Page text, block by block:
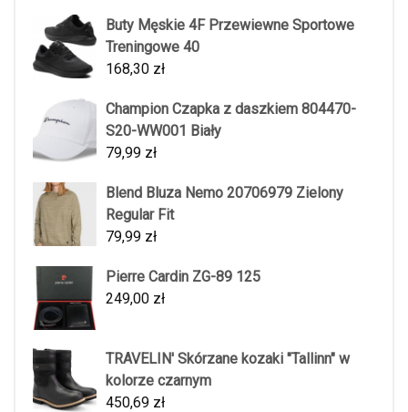
Buty Męskie 4F Przewiewne Sportowe
Treningowe 40
168,30 zł
Champion Czapka z daszkiem 804470-
S20-WW001 Biały
79,99 zł
Blend Bluza Nemo 20706979 Zielony
Regular Fit
79,99 zł
Pierre Cardin ZG-89 125
249,00 zł
TRAVELIN' Skórzane kozaki "Tallinn" w
kolorze czarnym
450,69 zł